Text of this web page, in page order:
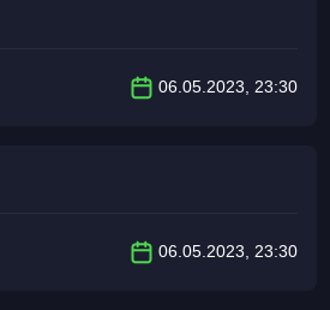
06.05.2023, 23:30
06.05.2023, 23:30